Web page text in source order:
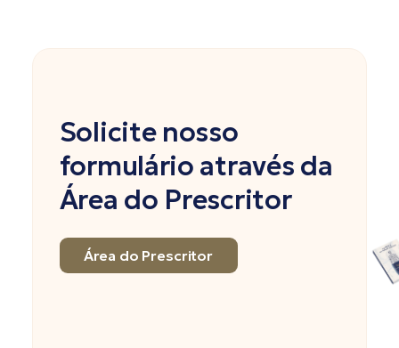
Solicite nosso
formulário através da
Área do Prescritor
Área do Prescritor